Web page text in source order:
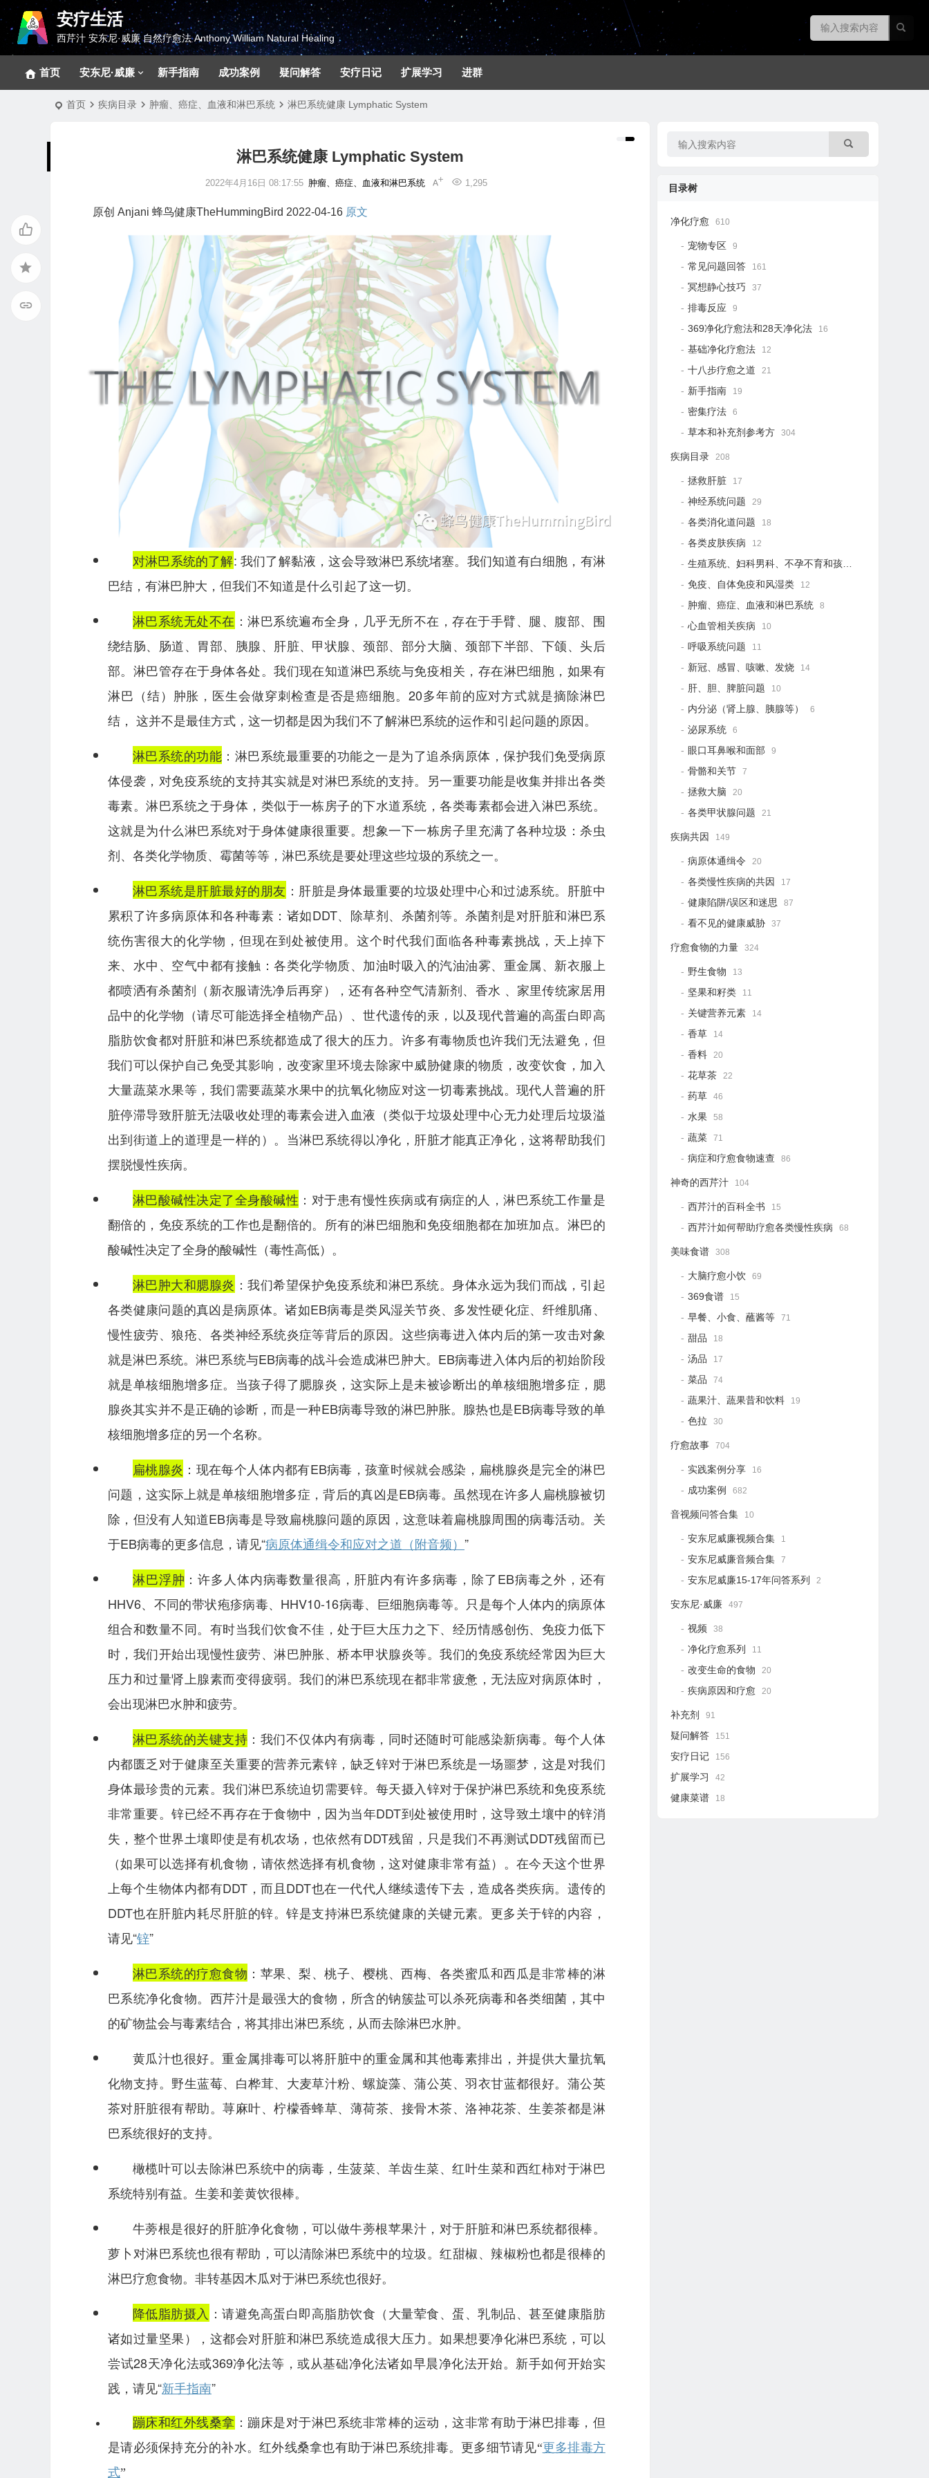
安疗生活
西芹汁 安东尼·威廉 自然疗愈法 Anthony William Natural Healing
首页 安东尼·威廉 新手指南 成功案例 疑问解答 安疗日记 扩展学习 进群
首页 疾病目录 肿瘤、癌症、血液和淋巴系统 淋巴系统健康 Lymphatic System
淋巴系统健康 Lymphatic System
2022年4月16日 08:17:55 肿瘤、癌症、血液和淋巴系统 1,295
原创 Anjani 蜂鸟健康TheHummingBird 2022-04-16 原文
对淋巴系统的了解: 我们了解黏液，这会导致淋巴系统堵塞。我们知道有白细胞，有淋
巴结，有淋巴肿大，但我们不知道是什么引起了这一切。
淋巴系统无处不在 ：淋巴系统遍布全身，几乎无所不在，存在于手臂、腿、腹部、围
绕结肠、肠道、胃部、胰腺、肝脏、甲状腺、颈部、部分大脑、颈部下半部、下颌、头后
部。淋巴管存在于身体各处。我们现在知道淋巴系统与免疫相关，存在淋巴细胞，如果有
淋巴（结）肿胀，医生会做穿刺检查是否是癌细胞。20多年前的应对方式就是摘除淋巴
结， 这并不是最佳方式，这一切都是因为我们不了解淋巴系统的运作和引起问题的原因。
淋巴系统的功能 ：淋巴系统最重要的功能之一是为了追杀病原体，保护我们免受病原
体侵袭，对免疫系统的支持其实就是对淋巴系统的支持。另一重要功能是收集并排出各类
毒素。淋巴系统之于身体，类似于一栋房子的下水道系统，各类毒素都会进入淋巴系统。
这就是为什么淋巴系统对于身体健康很重要。想象一下一栋房子里充满了各种垃圾：杀虫
剂、各类化学物质、霉菌等等，淋巴系统是要处理这些垃圾的系统之一。
淋巴系统是肝脏最好的朋友 ：肝脏是身体最重要的垃圾处理中心和过滤系统。肝脏中
累积了许多病原体和各种毒素：诸如DDT、除草剂、杀菌剂等。杀菌剂是对肝脏和淋巴系
统伤害很大的化学物，但现在到处被使用。这个时代我们面临各种毒素挑战，天上掉下
来、水中、空气中都有接触：各类化学物质、加油时吸入的汽油油雾、重金属、新衣服上
都喷洒有杀菌剂（新衣服请洗净后再穿），还有各种空气清新剂、香水 、家里传统家居用
品中的化学物（请尽可能选择全植物产品）、世代遗传的汞，以及现代普遍的高蛋白即高
脂肪饮食都对肝脏和淋巴系统都造成了很大的压力。许多有毒物质也许我们无法避免，但
我们可以保护自己免受其影响，改变家里环境去除家中威胁健康的物质，改变饮食，加入
大量蔬菜水果等，我们需要蔬菜水果中的抗氧化物应对这一切毒素挑战。现代人普遍的肝
脏停滞导致肝脏无法吸收处理的毒素会进入血液（类似于垃圾处理中心无力处理后垃圾溢
出到街道上的道理是一样的）。当淋巴系统得以净化，肝脏才能真正净化，这将帮助我们
摆脱慢性疾病。
淋巴酸碱性决定了全身酸碱性 ：对于患有慢性疾病或有病症的人，淋巴系统工作量是
翻倍的，免疫系统的工作也是翻倍的。所有的淋巴细胞和免疫细胞都在加班加点。淋巴的
酸碱性决定了全身的酸碱性（毒性高低）。
淋巴肿大和腮腺炎 ：我们希望保护免疫系统和淋巴系统。身体永远为我们而战，引起
各类健康问题的真凶是病原体。诸如EB病毒是类风湿关节炎、多发性硬化症、纤维肌痛、
慢性疲劳、狼疮、各类神经系统炎症等背后的原因。这些病毒进入体内后的第一攻击对象
就是淋巴系统。淋巴系统与EB病毒的战斗会造成淋巴肿大。EB病毒进入体内后的初始阶段
就是单核细胞增多症。当孩子得了腮腺炎，这实际上是未被诊断出的单核细胞增多症，腮
腺炎其实并不是正确的诊断，而是一种EB病毒导致的淋巴肿胀。腺热也是EB病毒导致的单
核细胞增多症的另一个名称。
扁桃腺炎 ：现在每个人体内都有EB病毒，孩童时候就会感染，扁桃腺炎是完全的淋巴
问题，这实际上就是单核细胞增多症，背后的真凶是EB病毒。虽然现在许多人扁桃腺被切
除，但没有人知道EB病毒是导致扁桃腺问题的原因，这意味着扁桃腺周围的病毒活动。关
于EB病毒的更多信息，请见“病原体通缉令和应对之道（附音频） ”
淋巴浮肿 ：许多人体内病毒数量很高，肝脏内有许多病毒，除了EB病毒之外，还有
HHV6、不同的带状疱疹病毒、HHV10-16病毒、巨细胞病毒等。只是每个人体内的病原体
组合和数量不同。有时当我们饮食不佳，处于巨大压力之下、经历情感创伤、免疫力低下
时，我们开始出现慢性疲劳、淋巴肿胀、桥本甲状腺炎等。我们的免疫系统经常因为巨大
压力和过量肾上腺素而变得疲弱。我们的淋巴系统现在都非常疲惫，无法应对病原体时，
会出现淋巴水肿和疲劳。
淋巴系统的关键支持 ：我们不仅体内有病毒，同时还随时可能感染新病毒。每个人体
内都匮乏对于健康至关重要的营养元素锌，缺乏锌对于淋巴系统是一场噩梦，这是对我们
身体最珍贵的元素。我们淋巴系统迫切需要锌。每天摄入锌对于保护淋巴系统和免疫系统
非常重要。锌已经不再存在于食物中，因为当年DDT到处被使用时，这导致土壤中的锌消
失，整个世界土壤即使是有机农场，也依然有DDT残留，只是我们不再测试DDT残留而已
（如果可以选择有机食物，请依然选择有机食物，这对健康非常有益）。在今天这个世界
上每个生物体内都有DDT，而且DDT也在一代代人继续遗传下去，造成各类疾病。遗传的
DDT也在肝脏内耗尽肝脏的锌。锌是支持淋巴系统健康的关键元素。更多关于锌的内容，
请见“锌”
淋巴系统的疗愈食物 ：苹果、梨、桃子、樱桃、西梅、各类蜜瓜和西瓜是非常棒的淋
巴系统净化食物。西芹汁是最强大的食物，所含的钠簇盐可以杀死病毒和各类细菌，其中
的矿物盐会与毒素结合，将其排出淋巴系统，从而去除淋巴水肿。
黄瓜汁也很好。重金属排毒可以将肝脏中的重金属和其他毒素排出，并提供大量抗氧
化物支持。野生蓝莓、白桦茸、大麦草汁粉、螺旋藻、蒲公英、羽衣甘蓝都很好。蒲公英
茶对肝脏很有帮助。荨麻叶、柠檬香蜂草、薄荷茶、接骨木茶、洛神花茶、生姜茶都是淋
巴系统很好的支持。
橄榄叶可以去除淋巴系统中的病毒，生菠菜、羊齿生菜、红叶生菜和西红柿对于淋巴
系统特别有益。生姜和姜黄饮很棒。
牛蒡根是很好的肝脏净化食物，可以做牛蒡根苹果汁，对于肝脏和淋巴系统都很棒。
萝卜对淋巴系统也很有帮助，可以清除淋巴系统中的垃圾。红甜椒、辣椒粉也都是很棒的
淋巴疗愈食物。非转基因木瓜对于淋巴系统也很好。
降低脂肪摄入 ：请避免高蛋白即高脂肪饮食（大量荤食、蛋、乳制品、甚至健康脂肪
诸如过量坚果），这都会对肝脏和淋巴系统造成很大压力。如果想要净化淋巴系统，可以
尝试28天净化法或369净化法等，或从基础净化法诸如早晨净化法开始。新手如何开始实
践，请见“新手指南”
蹦床和红外线桑拿 ：蹦床是对于淋巴系统非常棒的运动，这非常有助于淋巴排毒，但
是请必须保持充分的补水。红外线桑拿也有助于淋巴系统排毒。更多细节请见“更多排毒方
式”
目录树
净化疗愈 610
宠物专区 9
常见问题回答 161
冥想静心技巧 37
排毒反应 9
369净化疗愈法和28天净化法 16
基础净化疗愈法 12
十八步疗愈之道 21
新手指南 19
密集疗法 6
草本和补充剂参考方 304
疾病目录 208
拯救肝脏 17
神经系统问题 29
各类消化道问题 18
各类皮肤疾病 12
生殖系统、妇科男科、不孕不育和孩子健康
免疫、自体免疫和风湿类 12
肿瘤、癌症、血液和淋巴系统 8
心血管相关疾病 10
呼吸系统问题 11
新冠、感冒、咳嗽、发烧 14
肝、胆、脾脏问题 10
内分泌（肾上腺、胰腺等） 6
泌尿系统 6
眼口耳鼻喉和面部 9
骨骼和关节 7
拯救大脑 20
各类甲状腺问题 21
疾病共因 149
病原体通缉令 20
各类慢性疾病的共因 17
健康陷阱/误区和迷思 87
看不见的健康威胁 37
疗愈食物的力量 324
野生食物 13
坚果和籽类 11
关键营养元素 14
香草 14
香料 20
花草茶 22
药草 46
水果 58
蔬菜 71
病症和疗愈食物速查 86
神奇的西芹汁 104
西芹汁的百科全书 15
西芹汁如何帮助疗愈各类慢性疾病 68
美味食谱 308
大脑疗愈小饮 69
369食谱 15
早餐、小食、蘸酱等 71
甜品 18
汤品 17
菜品 74
蔬果汁、蔬果昔和饮料 19
色拉 30
疗愈故事 704
实践案例分享 16
成功案例 682
音视频问答合集 10
安东尼威廉视频合集 1
安东尼威廉音频合集 7
安东尼威廉15-17年问答系列 2
安东尼·威廉 497
视频 38
净化疗愈系列 11
改变生命的食物 20
疾病原因和疗愈 20
补充剂 91
疑问解答 151
安疗日记 156
扩展学习 42
健康菜谱 18